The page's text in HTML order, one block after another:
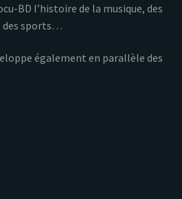
BD l’histoire de la musique, des
des sports…
également en parallèle des